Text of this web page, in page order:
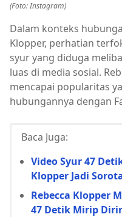
(Foto: Instagram)
Dalam konteks
Klopper, perhatian
syur yang diduga
luas di media sosial.
mencapai popularitas
hubungannya dengan
Baca Juga:
Video Syur 47
Klopper Jadi
Rebecca Klopper
47 Detik Mirip